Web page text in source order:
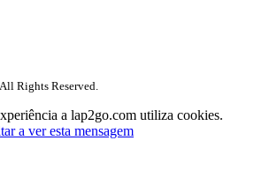
. All Rights Reserved.
a lap2go.com utiliza cookies.
a ver esta mensagem